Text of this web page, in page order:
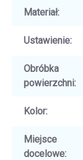
Materiał:
Ustawienie:
Obróbka
powierzchni:
Kolor:
Miejsce
docelowe: